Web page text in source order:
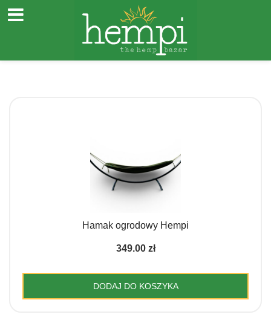
Hamak ogrodowy Hempi
349.00 zł
DODAJ DO KOSZYKA